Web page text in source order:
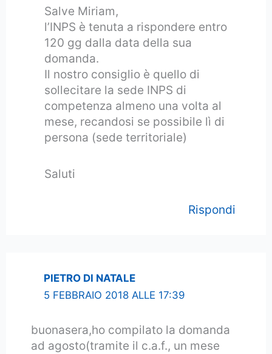
Salve Miriam,
l’INPS è tenuta a rispondere entro
120 gg dalla data della sua
domanda.
Il nostro consiglio è quello di
sollecitare la sede INPS di
competenza almeno una volta al
mese, recandosi se possibile lì di
persona (sede territoriale)
Saluti
Rispondi
PIETRO DI NATALE
5 FEBBRAIO 2018 ALLE 17:39
buonasera,ho compilato la domanda
ad agosto(tramite il c.a.f., un mese